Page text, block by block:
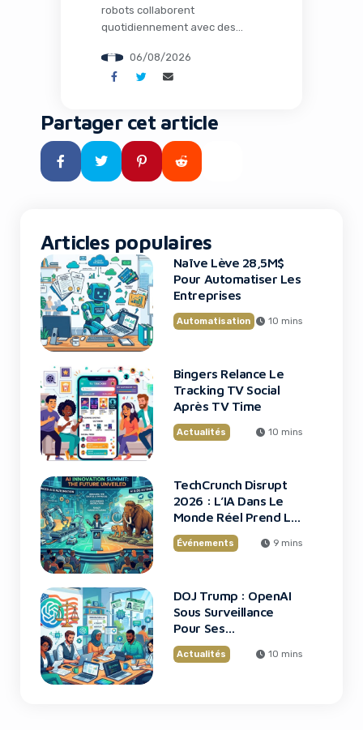
robots collaborent
quotidiennement avec des
l’intelligence artificielle opère
loin de tout cloud dans des
des millénaires pourraient
fouler à nouveau notre planète
grâce à la biologie de synthèse.
Ce n’est plus de la science-
06/08/2026
Partager cet article
Articles populaires
Naïve Lève 28,5M$
Pour Automatiser Les
Entreprises
Automatisation 10 mins
Bingers Relance Le
Tracking TV Social
Après TV Time
Actualités 10 mins
TechCrunch Disrupt
2026 : L’IA Dans Le
Monde Réel Prend La
Scène
Événements 9 mins
DOJ Trump : OpenAI
Sous Surveillance
Pour Ses
Recrutements
Actualités 10 mins